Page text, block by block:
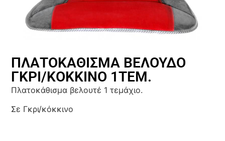
ΠΛΑΤΟΚΑΘΙΣΜΑ ΒΕΛΟΥΔΟ
ΓΚΡΙ/ΚΟΚΚΙΝΟ 1ΤΕΜ.
Πλατοκάθισμα βελουτέ 1 τεμάχιο.
Σε Γκρι/κόκκινο